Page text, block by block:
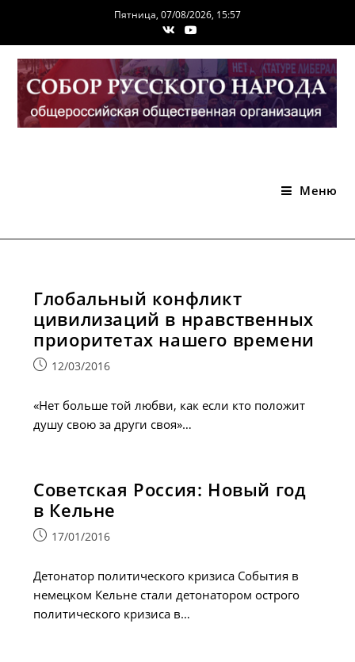
содержимому
Пятница, 07/08/2026, 15:57
Меню
Глобальный конфликт
цивилизаций в нравственных
приоритетах нашего времени
Запись12/03/2016
«Нет больше той любви, как если кто положит
душу свою за други своя»…
Советская Россия: Новый год
в Кельне
Запись17/01/2016
Детонатор политического кризиса События в
немецком Кельне стали детонатором острого
политического кризиса в…